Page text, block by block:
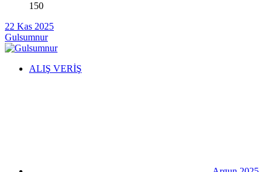
150
22 Kas 2025
Gulsumnur
ALIŞ VERİŞ